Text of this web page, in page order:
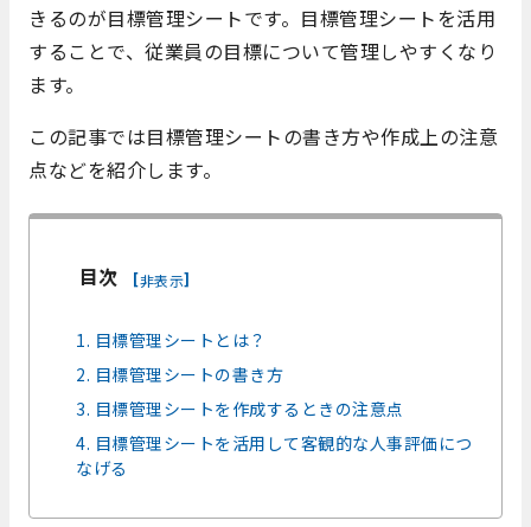
きるのが目標管理シートです。目標管理シートを活用
することで、従業員の目標について管理しやすくなり
ます。
この記事では目標管理シートの書き方や作成上の注意
点などを紹介します。
目次 [非表示]
1. 目標管理シートとは？
2. 目標管理シートの書き方
3. 目標管理シートを作成するときの注意点
4. 目標管理シートを活用して客観的な人事評価につ
なげる